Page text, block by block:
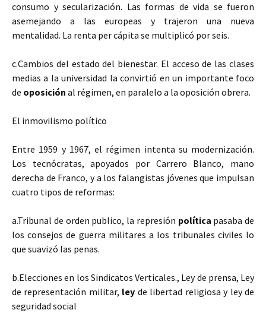
consumo y secularización. Las formas de vida se fueron
asemejando a las europeas y trajeron una nueva
mentalidad. La renta per cápita se multiplicó por seis.
c.Cambios del estado del bienestar. El acceso de las clases
medias a la universidad la convirtió en un importante foco
de oposición al régimen, en paralelo a la oposición obrera.
El inmovilismo político
Entre 1959 y 1967, el régimen intenta su modernización.
Los tecnócratas, apoyados por Carrero Blanco, mano
derecha de Franco, y a los falangistas jóvenes que impulsan
cuatro tipos de reformas:
a.Tribunal de orden publico, la represión política pasaba de
los consejos de guerra militares a los tribunales civiles lo
que suavizó las penas.
b.Elecciones en los Sindicatos Verticales., Ley de prensa, Ley
de representación militar, ley de libertad religiosa y ley de
seguridad social